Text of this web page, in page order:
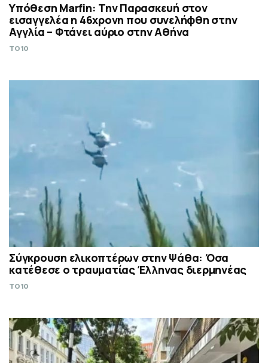
Υπόθεση Marfin: Την Παρασκευή στον
εισαγγελέα η 46χρονη που συνελήφθη στην
Αγγλία – Φτάνει αύριο στην Αθήνα
TO10
Σύγκρουση ελικοπτέρων στην Ψάθα: Όσα
κατέθεσε ο τραυματίας Έλληνας διερμηνέας
TO10